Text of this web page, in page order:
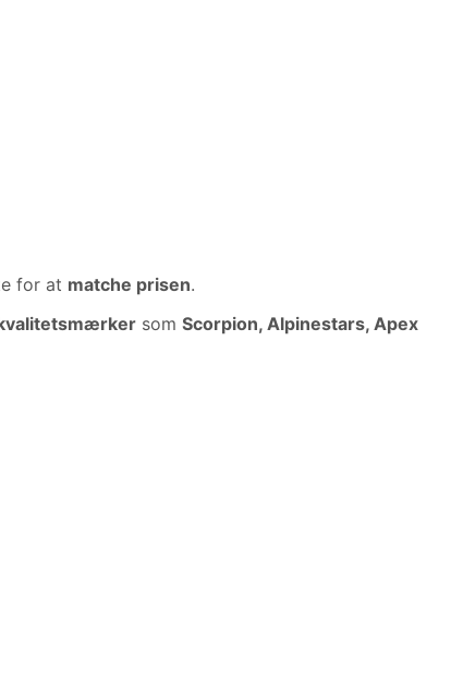
for at matche prisen.
som Scorpion, Alpinestars, Apex